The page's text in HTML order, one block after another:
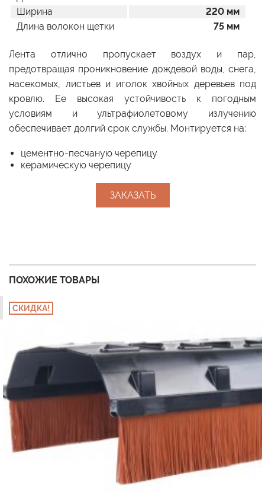
Ширина
220 мм
Длина волокон щетки
75 мм
Лента отлично пропускает воздух и пар,
предотвращая проникновение дождевой воды, снега,
насекомых, листьев и иголок хвойных деревьев под
кровлю. Ее высокая устойчивость к погодным
условиям и ультрафиолетовому излучению
обеспечивает долгий срок службы. Монтируется на:
цементно-песчаную черепицу
керамическую черепицу
ЗАКАЗАТЬ
ПОХОЖИЕ ТОВАРЫ
СКИДКА!